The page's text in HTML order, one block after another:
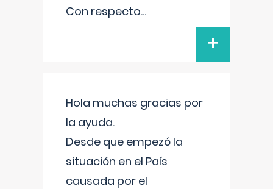
Con respecto...
+
Hola muchas gracias por
la ayuda.
Desde que empezó la
situación en el País
causada por el